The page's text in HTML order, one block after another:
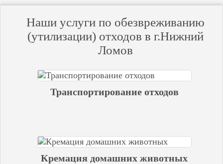
Наши услуги по обезвреживанию
(утилизации) отходов в г.Нижний
Ломов
Транспортирование отходов
Кремация домашних животных